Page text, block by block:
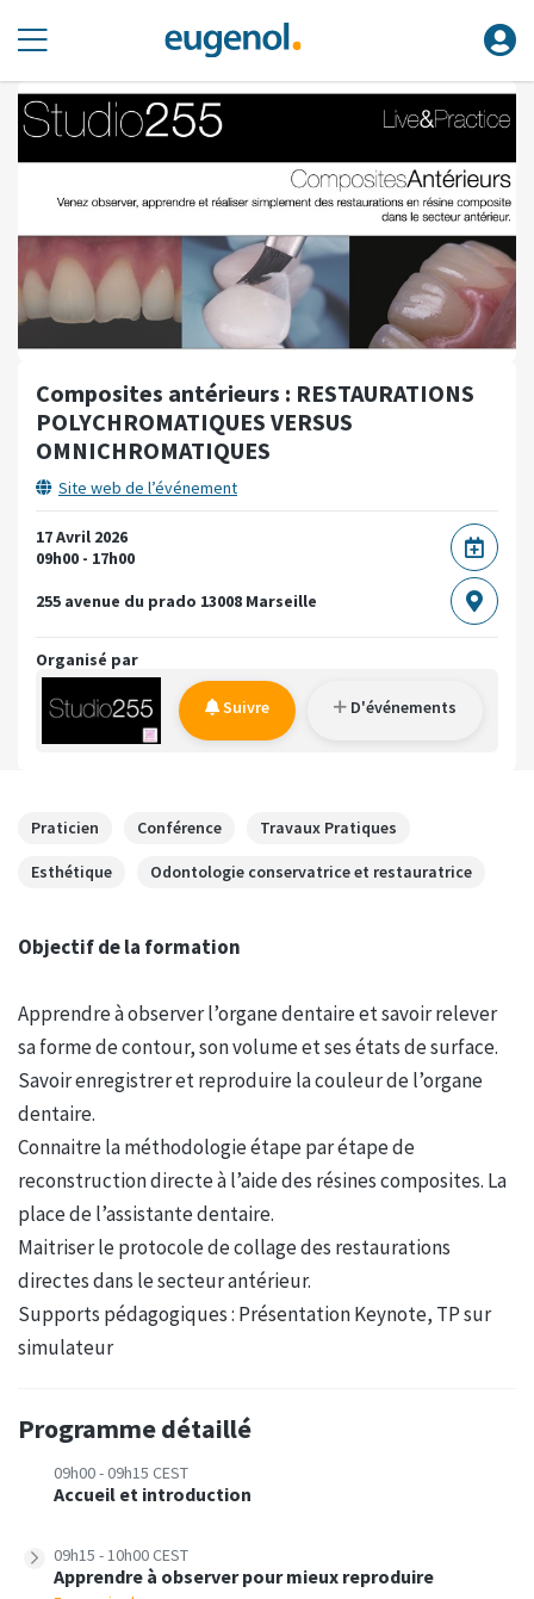
Composites antérieurs : RESTAURATIONS
POLYCHROMATIQUES VERSUS
OMNICHROMATIQUES
Site web de l’événement
17 Avril 2026
09h00 - 17h00
255 avenue du prado 13008 Marseille
Organisé par
Suivre D'événements
Praticien Conférence Travaux Pratiques
Esthétique Odontologie conservatrice et restauratrice
Objectif de la formation
Apprendre à observer l’organe dentaire et savoir relever
sa forme de contour, son volume et ses états de surface.
Savoir enregistrer et reproduire la couleur de l’organe
dentaire.
Connaitre la méthodologie étape par étape de
reconstruction directe à l’aide des résines composites. La
place de l’assistante dentaire.
Maitriser le protocole de collage des restaurations
directes dans le secteur antérieur.
Supports pédagogiques : Présentation Keynote, TP sur
simulateur
Programme détaillé
09h00 - 09h15 CEST
Accueil et introduction
09h15 - 10h00 CEST
Apprendre à observer pour mieux reproduire